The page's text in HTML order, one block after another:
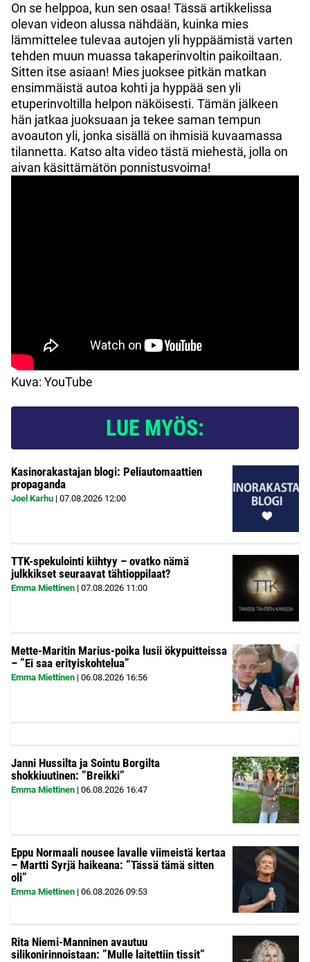
On se helppoa, kun sen osaa! Tässä artikkelissa
olevan videon alussa nähdään, kuinka mies
lämmittelee tulevaa autojen yli hyppäämistä varten
tehden muun muassa takaperinvoltin paikoiltaan.
Sitten itse asiaan! Mies juoksee pitkän matkan
ensimmäistä autoa kohti ja hyppää sen yli
etuperinvoltilla helpon näköisesti. Tämän jälkeen
hän jatkaa juoksuaan ja tekee saman tempun
avoauton yli, jonka sisällä on ihmisiä kuvaamassa
tilannetta. Katso alta video tästä miehestä, jolla on
aivan käsittämätön ponnistusvoima!
Kuva: YouTube
LUE MYÖS:
Kasinorakastajan blogi: Peliautomaattien
propaganda
Joel Karhu | 07.08.2026 12:00
TTK-spekulointi kiihtyy – ovatko nämä
julkkikset seuraavat tähtioppilaat?
Emma Miettinen | 07.08.2026 11:00
Mette-Maritin Marius-poika lusii ökypuitteissa
– ”Ei saa erityiskohtelua”
Emma Miettinen | 06.08.2026 16:56
Janni Hussilta ja Sointu Borgilta
shokkiuutinen: ”Breikki”
Emma Miettinen | 06.08.2026 16:47
Eppu Normaali nousee lavalle viimeistä kertaa
– Martti Syrjä haikeana: ”Tässä tämä sitten
oli”
Emma Miettinen | 06.08.2026 09:53
Rita Niemi-Manninen avautuu
silikonirinnoistaan: ”Mulle laitettiin tissit”